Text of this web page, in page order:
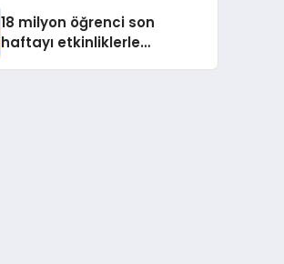
18 milyon öğrenci son
haftayı etkinliklerle